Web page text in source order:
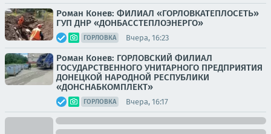
Роман Конев: ФИЛИАЛ «ГОРЛОВКАТЕПЛОСЕТЬ»
ГУП ДНР «ДОНБАССТЕПЛОЭНЕРГО»
ГОРЛОВКА Вчера, 16:23
Роман Конев: ГОРЛОВСКИЙ ФИЛИАЛ
ГОСУДАРСТВЕННОГО УНИТАРНОГО ПРЕДПРИЯТИЯ
ДОНЕЦКОЙ НАРОДНОЙ РЕСПУБЛИКИ
«ДОНСНАБКОМПЛЕКТ»
ГОРЛОВКА Вчера, 16:17